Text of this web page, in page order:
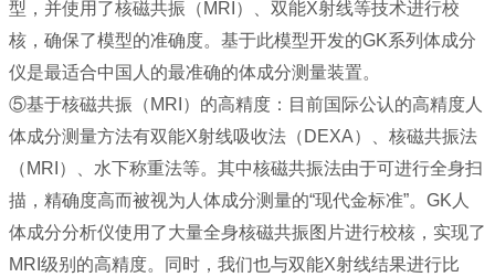
型，并使用了核磁共振（MRI）、双能X射线等技术进行校
核，确保了模型的准确度。基于此模型开发的GK系列体成分
仪是最适合中国人的最准确的体成分测量装置。
⑤基于核磁共振（MRI）的高精度：目前国际公认的高精度人
体成分测量方法有双能X射线吸收法（DEXA）、核磁共振法
（MRI）、水下称重法等。其中核磁共振法由于可进行全身扫
描，精确度高而被视为人体成分测量的“现代金标准”。GK人
体成分分析仪使用了大量全身核磁共振图片进行校核，实现了
MRI级别的高精度。同时，我们也与双能X射线结果进行比